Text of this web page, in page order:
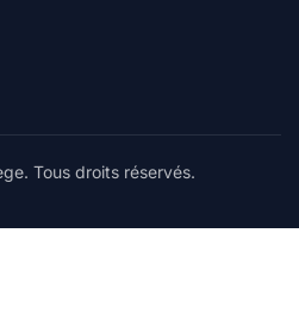
Tous droits réservés.